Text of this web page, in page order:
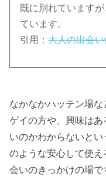
既に別れています
ています。
引用：大人の出会
なかなかハッテン場
ゲイの方や、興味は
いのかわからないと
のような安心して使
会いのきっかけの場で